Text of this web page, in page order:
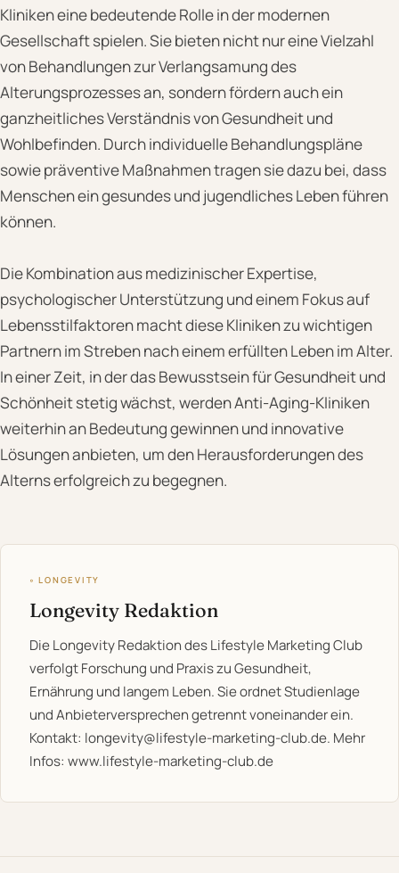
Kliniken eine bedeutende Rolle in der modernen
Gesellschaft spielen. Sie bieten nicht nur eine Vielzahl
von Behandlungen zur Verlangsamung des
Alterungsprozesses an, sondern fördern auch ein
ganzheitliches Verständnis von Gesundheit und
Wohlbefinden. Durch individuelle Behandlungspläne
sowie präventive Maßnahmen tragen sie dazu bei, dass
Menschen ein gesundes und jugendliches Leben führen
können.
Die Kombination aus medizinischer Expertise,
psychologischer Unterstützung und einem Fokus auf
Lebensstilfaktoren macht diese Kliniken zu wichtigen
Partnern im Streben nach einem erfüllten Leben im Alter.
In einer Zeit, in der das Bewusstsein für Gesundheit und
Schönheit stetig wächst, werden Anti-Aging-Kliniken
weiterhin an Bedeutung gewinnen und innovative
Lösungen anbieten, um den Herausforderungen des
Alterns erfolgreich zu begegnen.
◦ LONGEVITY
Longevity Redaktion
Die Longevity Redaktion des Lifestyle Marketing Club
verfolgt Forschung und Praxis zu Gesundheit,
Ernährung und langem Leben. Sie ordnet Studienlage
und Anbieterversprechen getrennt voneinander ein.
Kontakt: longevity@lifestyle-marketing-club.de. Mehr
Infos: www.lifestyle-marketing-club.de